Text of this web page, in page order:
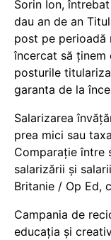
Sorin Ion,
dau an de an
post pe perioadă
încercat să
posturile
garanta de la
Salarizarea
prea mici sau
Comparație între
salarizării și
Britanie / Op Ed,
Campania de
educația și